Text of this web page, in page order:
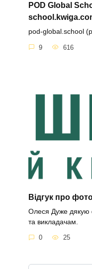
POD Global
pod-global.school
9 616
Відгук про
Олеся Дуже дякую
та викладачам.
0 25